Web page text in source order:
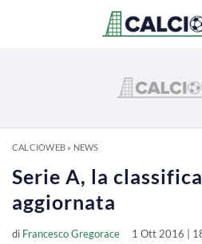
CALCIOWEB» NEWS
Serie A, la
aggiornata
di Francesco Gregorace 1 Ott 2016 |